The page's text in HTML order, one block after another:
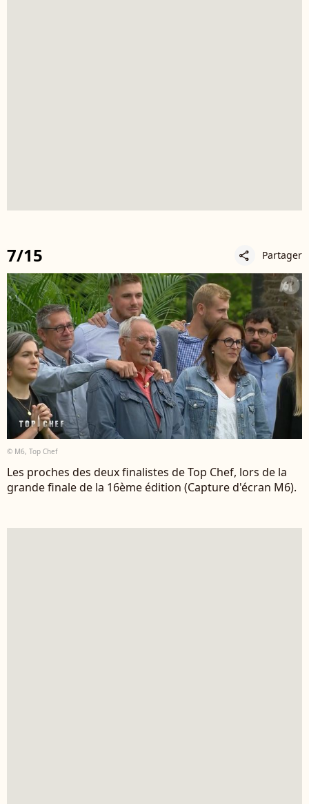
7/15 share Partager
© M6, Top Chef
Les proches des deux finalistes de Top Chef, lors de la
grande finale de la 16ème édition (Capture d'écran M6).